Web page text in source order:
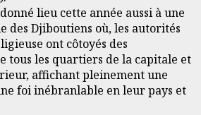
lieu cette année aussi à une
des Djiboutiens où, les autorités
ont côtoyés des
tous les quartiers de la capitale et
affichant pleinement une
foi inébranlable en leur pays et